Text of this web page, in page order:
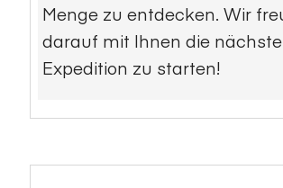
Menge zu entdecken. Wir
darauf mit Ihnen die nächste
Expedition zu starten!